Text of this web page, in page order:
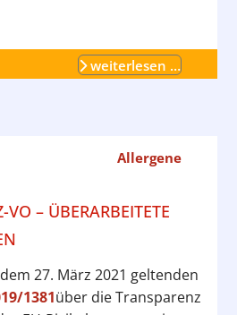
weiterlesen …
Allergene
VO – ÜBERARBEITETE
27. März 2021 geltenden
1381über die Transparenz